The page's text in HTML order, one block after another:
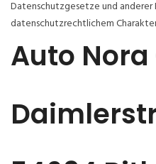
Datenschutzgesetze und
datenschutzrechtlichem
Auto Nora